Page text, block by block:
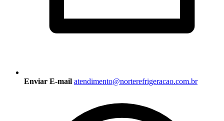
Enviar E-mail atendimento@norterefrigeracao.com.br